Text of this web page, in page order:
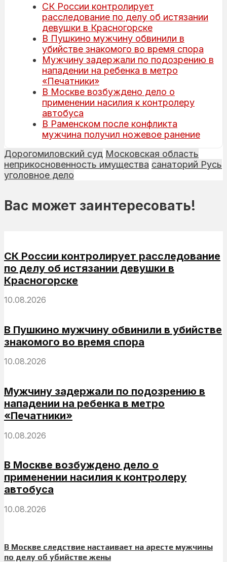
СК России контролирует
расследование по делу об истязании
девушки в Красногорске
В Пушкино мужчину обвинили в
убийстве знакомого во время спора
Мужчину задержали по подозрению в
нападении на ребенка в метро
«Печатники»
В Москве возбуждено дело о
применении насилия к контролеру
автобуса
В Раменском после конфликта
мужчина получил ножевое ранение
Дорогомиловский суд Московская область
неприкосновенность имущества санаторий Русь
уголовное дело
Вас может заинтересовать!
СК России контролирует расследование
по делу об истязании девушки в
Красногорске
10.08.2026
В Пушкино мужчину обвинили в убийстве
знакомого во время спора
10.08.2026
Мужчину задержали по подозрению в
нападении на ребенка в метро
«Печатники»
10.08.2026
В Москве возбуждено дело о
применении насилия к контролеру
автобуса
10.08.2026
В Москве следствие настаивает на аресте мужчины
по делу об убийстве жены